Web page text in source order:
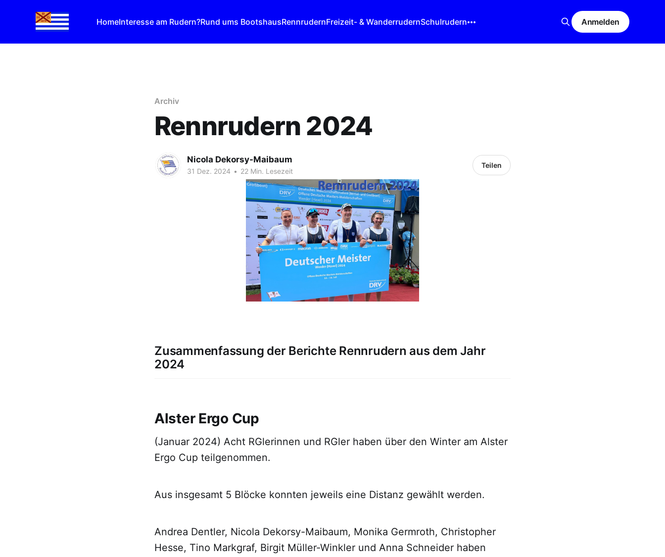
HomeInteresse am Rudern?Rund ums BootshausRennrudernFreizeit- & WanderrudernSchulrudern Anmelden
Archiv
Rennrudern 2024
Nicola Dekorsy-Maibaum
31 Dez. 2024 • 22 Min. Lesezeit
Teilen
Zusammenfassung der Berichte Rennrudern aus dem Jahr
2024
Alster Ergo Cup
(Januar 2024) Acht RGlerinnen und RGler haben über den Winter am Alster
Ergo Cup teilgenommen.
Aus insgesamt 5 Blöcke konnten jeweils eine Distanz gewählt werden.
Andrea Dentler, Nicola Dekorsy-Maibaum, Monika Germroth, Christopher
Hesse, Tino Markgraf, Birgit Müller-Winkler und Anna Schneider haben